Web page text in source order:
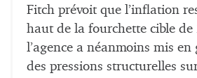
Fitch prévoit que l’inflation
haut de la fourchette cible de
l’agence a néanmoins mis
des pressions structurelles